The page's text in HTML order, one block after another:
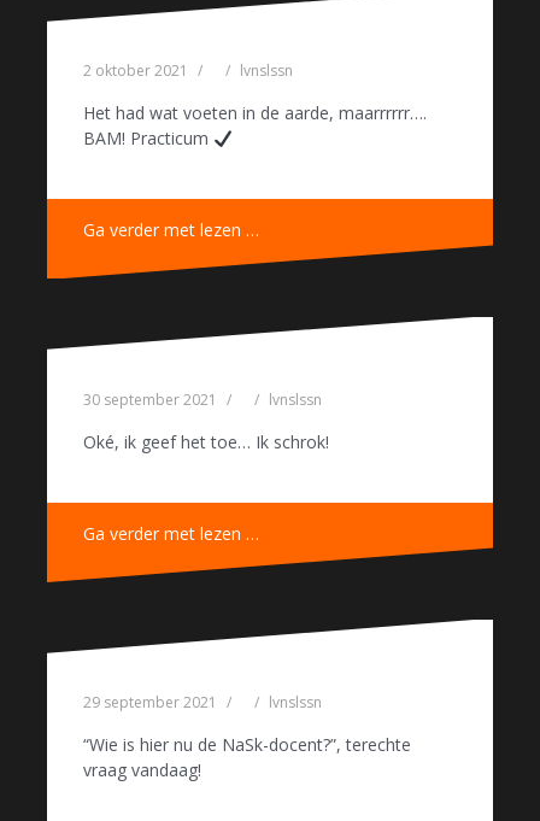
2 oktober 2021 lvnslssn
Het had wat voeten in de aarde, maarrrrrr….
BAM! Practicum
Ga verder met lezen …
30 september 2021 lvnslssn
Oké, ik geef het toe… Ik schrok!
Ga verder met lezen …
29 september 2021 lvnslssn
“Wie is hier nu de NaSk-docent?”, terechte
vraag vandaag!